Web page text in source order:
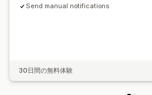
Send manual notifications
30日間の無料体験